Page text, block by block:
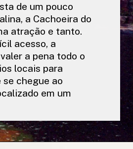
de um pouco
a Cachoeira do
atração e tanto.
acesso, a
a pena todo o
locais para
se chegue ao
em um